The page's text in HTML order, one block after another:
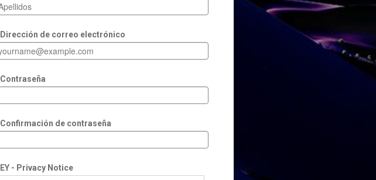
Dirección de correo electrónico
Contraseña
Confirmación de contraseña
EY - Privacy Notice